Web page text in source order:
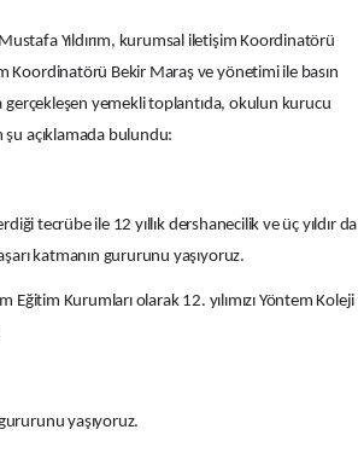
Yıldırım, kurumsal iletişim Koordinatörü
Koordinatörü Bekir Maraş ve yönetimi ile basın
gerçekleşen yemekli toplantıda, okulun kurucu
şu açıklamada bulundu:
tecrübe ile 12 yıllık dershanecilik ve üç yıldır da
katmanın gururunu yaşıyoruz.
Eğitim Kurumları olarak 12. yılımızı Yöntem Koleji
yaşıyoruz.